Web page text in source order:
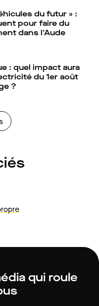
du futur » :
pour faire du
dans l'Aude
: quel impact aura
du 1er août
?
qui roule